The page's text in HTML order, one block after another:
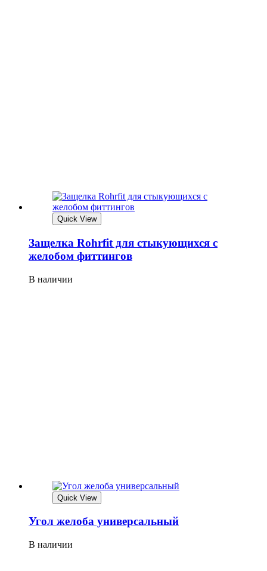
Quick View
Защелка Rohrfit для стыкующихся с
желобом фиттингов
В наличии
Quick View
Угол желоба универсальный
В наличии